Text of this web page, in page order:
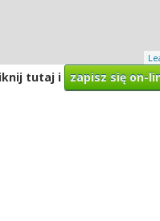
tutaj i zapisz się on-